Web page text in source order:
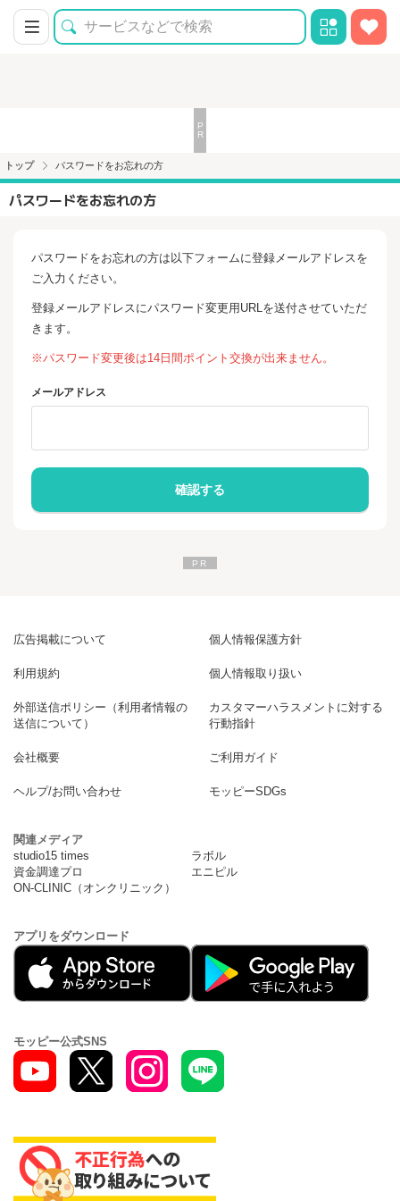
トップ パスワードをお忘れの方
パスワードをお忘れの方
パスワードをお忘れの方は以下フォームに登録メールアドレスを
ご入力ください。
登録メールアドレスにパスワード変更用URLを送付させていただ
きます。
※パスワード変更後は14日間ポイント交換が出来ません。
メールアドレス
広告掲載について 個人情報保護方針
利用規約 個人情報取り扱い
外部送信ポリシー（利用者情報の
送信について）
カスタマーハラスメントに対する
行動指針
会社概要 ご利用ガイド
ヘルプ/お問い合わせ モッピーSDGs
関連メディア
studio15 times
ラボル
資金調達プロ
エニピル
ON-CLINIC（オンクリニック）
アプリをダウンロード
モッピー公式SNS